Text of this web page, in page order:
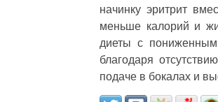
начинку эритрит
меньше калорий и
диеты с
благодаря
подаче в бокалах и